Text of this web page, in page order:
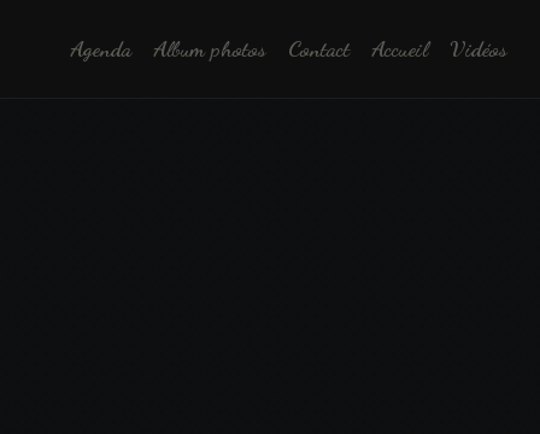
Agenda Album photos Contact Accueil Vidéos